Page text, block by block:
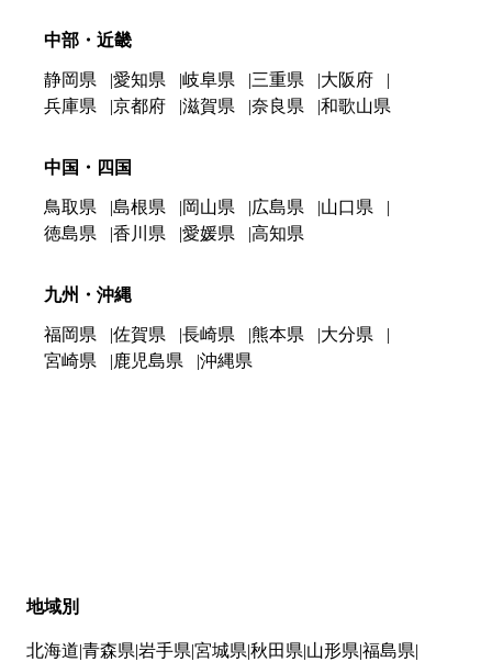
中部・近畿
静岡県 愛知県 岐阜県 三重県
大阪府
兵庫県
京都府 滋賀県 奈良県 和歌山県
中国・四国
鳥取県 島根県 岡山県 広島県
山口県
徳島県
香川県 愛媛県 高知県
九州・沖縄
福岡県 佐賀県 長崎県 熊本県
大分県
宮崎県
鹿児島県 沖縄県
地域別
北海道 青森県 岩手県 宮城県 秋田県 山形県 福島県